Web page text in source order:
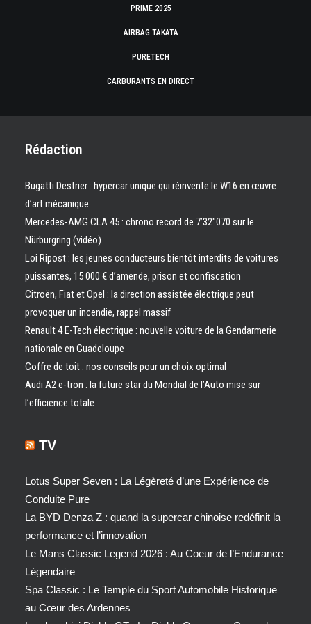
PRIME 2025
AIRBAG TAKATA
PURETECH
CARBURANTS EN DIRECT
Rédaction
Bugatti Destrier : hypercar unique qui réinvente le W16 en œuvre
d’art mécanique
Mercedes-AMG CLA 45 : chrono record de 7’32″070 sur le
Nürburgring (vidéo)
Loi Ripost : les jeunes conducteurs bientôt interdits de voitures
puissantes, 15 000 € d’amende, prison et confiscation
Citroën, Fiat et Opel : la direction assistée électrique peut
provoquer un incendie, rappel massif
Renault 4 E-Tech électrique : nouvelle voiture de la Gendarmerie
nationale en Guadeloupe
Coffre de toit : nos conseils pour un choix optimal
Audi A2 e-tron : la future star du Mondial de l’Auto mise sur
l’efficience totale
TV
Lotus Super Seven : La Légèreté d’une Expérience de
Conduite Pure
La BYD Denza Z : quand la supercar chinoise redéfinit la
performance et l’innovation
Le Mans Classic Legend 2026 : Au Coeur de l’Endurance
Légendaire
Spa Classic : Le Temple du Sport Automobile Historique
au Cœur des Ardennes